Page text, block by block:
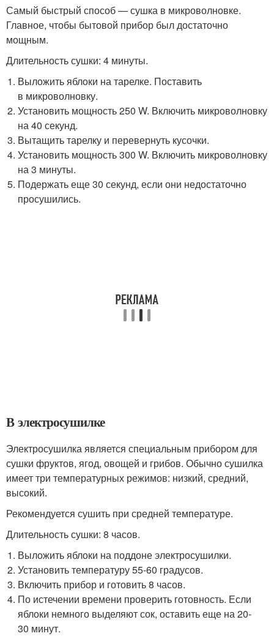
Самый быстрый способ — сушка в микроволновке.
Главное, чтобы бытовой прибор был достаточно
мощным.
Длительность сушки: 4 минуты.
Выложить яблоки на тарелке. Поставить
в микроволновку.
Установить мощность 250 W. Включить микроволновку
на 40 секунд.
Вытащить тарелку и перевернуть кусочки.
Установить мощность 300 W. Включить микроволновку
на 3 минуты.
Подержать еще 30 секунд, если они недостаточно
просушились.
В электросушилке
Электросушилка является специальным прибором для
сушки фруктов, ягод, овощей и грибов. Обычно сушилка
имеет три температурных режимов: низкий, средний,
высокий.
Рекомендуется сушить при средней температуре.
Длительность сушки: 8 часов.
Выложить яблоки на поддоне электросушилки.
Установить температуру 55-60 градусов.
Включить прибор и готовить 8 часов.
По истечении времени проверить готовность. Если
яблоки немного выделяют сок, оставить еще на 20-
30 минут.